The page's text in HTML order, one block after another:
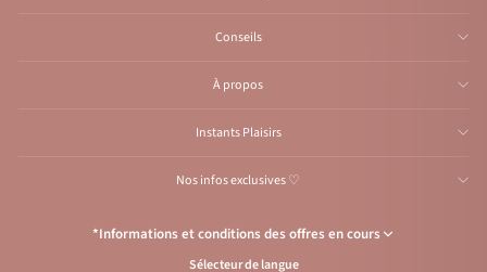
Conseils
À propos
Instants Plaisirs
Nos infos exclusives ♡
*Informations et conditions des offres en cours
Sélecteur de langue